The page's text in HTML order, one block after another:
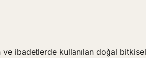
ve ibadetlerde kullanılan doğal bitkisel